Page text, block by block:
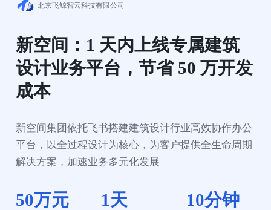
北京飞鲸智云科技有限公司
新空间：1 天内上线专属建筑
设计业务平台，节省 50 万开发
成本
新空间集团依托飞书搭建建筑设计行业高效协作办公
平台，以全过程设计为核心，为客户提供全生命周期
解决方案，加速业务多元化发展
50万元 1天 10分钟